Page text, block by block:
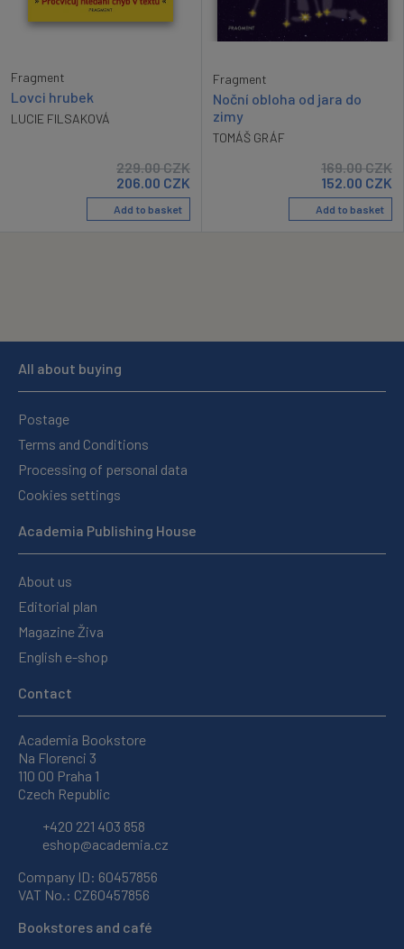
Fragment
Lovci hrubek
LUCIE FILSAKOVÁ
229.00CZK
206.00 CZK
Add to basket
Fragment
Noční obloha od jara do
zimy
TOMÁŠ GRÁF
169.00CZK
152.00 CZK
Add to basket
All about buying
Postage
Terms and Conditions
Processing of personal data
Cookies settings
Academia Publishing House
About us
Editorial plan
Magazine Živa
English e-shop
Contact
Academia Bookstore
Na Florenci 3
110 00 Praha 1
Czech Republic
+420 221 403 858
eshop@academia.cz
Company ID: 60457856
VAT No.: CZ60457856
Bookstores and café